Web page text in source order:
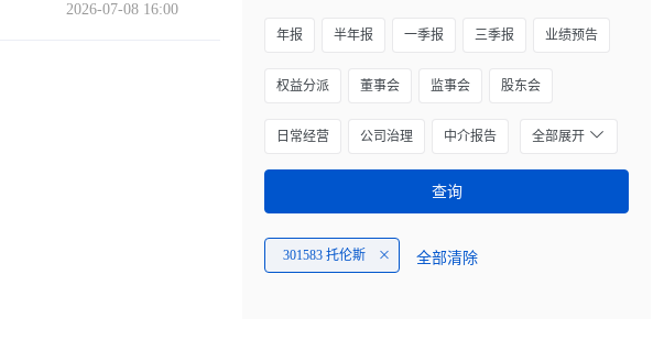
2026-07-08 16:00
年报 半年报 一季报 三季报 业绩预告
权益分派 董事会 监事会 股东会
日常经营 公司治理 中介报告 全部展开
查询
301583 托伦斯 全部清除